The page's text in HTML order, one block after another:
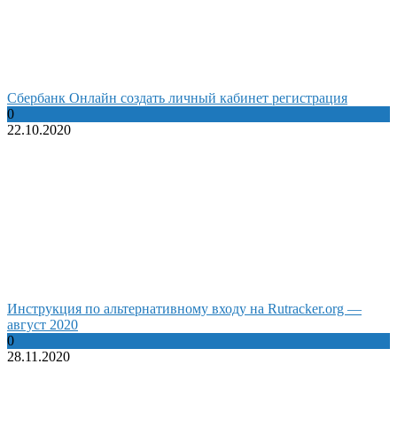
Сбербанк Онлайн создать личный кабинет регистрация
0
22.10.2020
Инструкция по альтернативному входу на Rutracker.org —
август 2020
0
28.11.2020